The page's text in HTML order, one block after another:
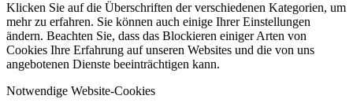
Klicken Sie auf die Überschriften der verschiedenen Kategorien, um
mehr zu erfahren. Sie können auch einige Ihrer Einstellungen
ändern. Beachten Sie, dass das Blockieren einiger Arten von
Cookies Ihre Erfahrung auf unseren Websites und die von uns
angebotenen Dienste beeinträchtigen kann.
Notwendige Website-Cookies